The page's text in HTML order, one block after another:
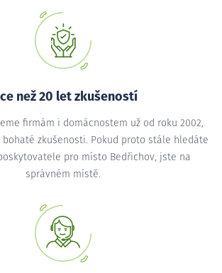
než 20 let zkušeností
firmám i domácnostem už od roku 2002,
bohaté zkušenosti. Pokud proto stále hledáte
pro místo Bedřichov, jste na
správném místě.